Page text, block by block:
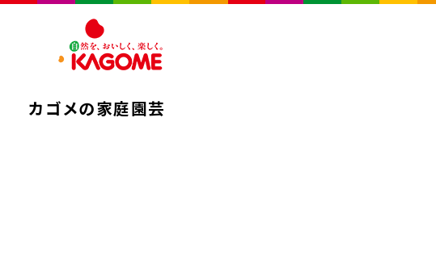
カゴメの家庭園芸